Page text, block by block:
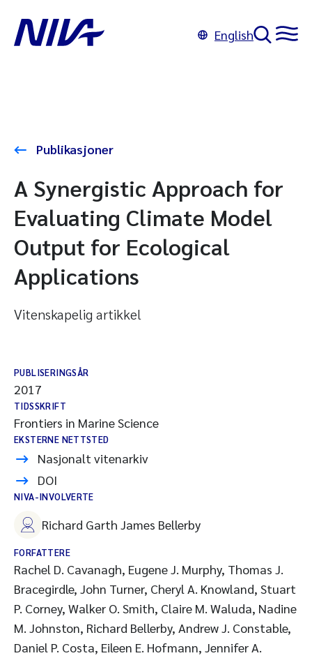
English
Publikasjoner
A Synergistic Approach for
Evaluating Climate Model
Output for Ecological
Applications
Vitenskapelig artikkel
PUBLISERINGSÅR
2017
TIDSSKRIFT
Frontiers in Marine Science
EKSTERNE NETTSTED
Nasjonalt vitenarkiv
DOI
NIVA-INVOLVERTE
Richard Garth James Bellerby
FORFATTERE
Rachel D. Cavanagh, Eugene J. Murphy, Thomas J.
Bracegirdle, John Turner, Cheryl A. Knowland, Stuart
P. Corney, Walker O. Smith, Claire M. Waluda, Nadine
M. Johnston, Richard Bellerby, Andrew J. Constable,
Daniel P. Costa, Eileen E. Hofmann, Jennifer A.